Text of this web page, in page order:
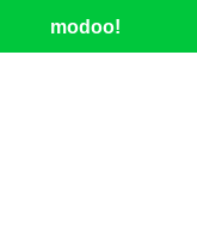
modoo!